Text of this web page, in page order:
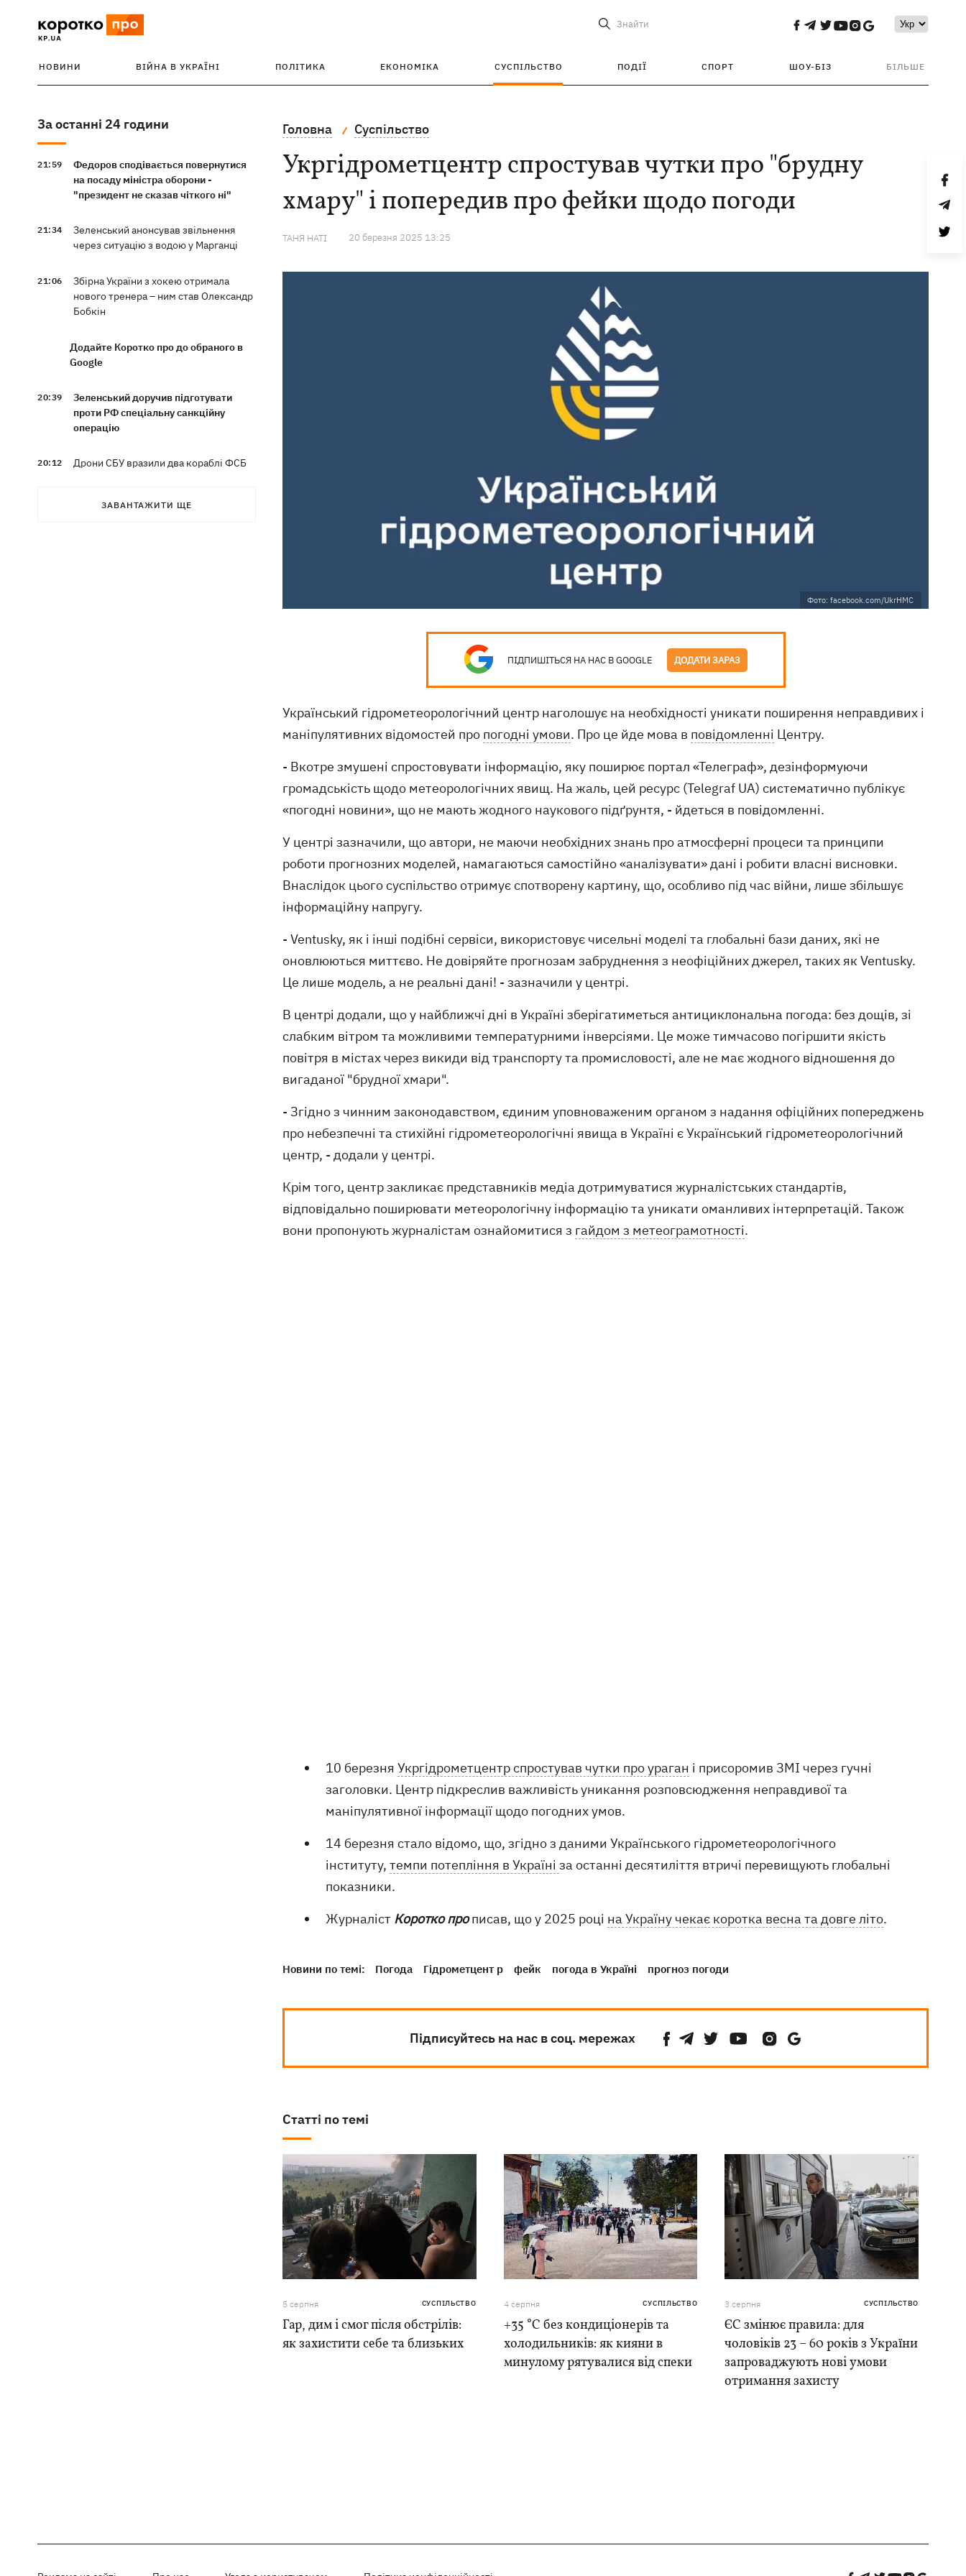
Знайти
НОВИНИ ВІЙНА В УКРАЇНІ ПОЛІТИКА ЕКОНОМІКА СУСПІЛЬСТВО ПОДІЇ СПОРТ ШОУ-БІЗ БІЛЬШЕ
За останні 24 години
21:59
Федоров сподівається повернутися
на посаду міністра оборони -
"президент не сказав чіткого ні"
21:34
Зеленський анонсував звільнення
через ситуацію з водою у Марганці
21:06
Збірна України з хокею отримала
нового тренера – ним став Олександр
Бобкін
Додайте Коротко про до обраного в
Google
20:39
Зеленський доручив підготувати
проти РФ спеціальну санкційну
операцію
20:12
Дрони СБУ вразили два кораблі ФСБ
Зеленський підписав укази про
ЗАВАНТАЖИТИ ЩЕ
Головна Суспільство
Укргідрометцентр спростував чутки про "брудну
хмару" і попередив про фейки щодо погоди
ТАНЯ НАТІ 20 березня 2025 13:25
Фото: facebook.com/UkrHMC
ПІДПИШІТЬСЯ НА НАС В GOOGLE ДОДАТИ ЗАРАЗ
Український гідрометеорологічний центр наголошує на необхідності уникати поширення неправдивих і
маніпулятивних відомостей про погодні умови. Про це йде мова в повідомленні Центру.
- Вкотре змушені спростовувати інформацію, яку поширює портал «Телеграф», дезінформуючи
громадськість щодо метеорологічних явищ. На жаль, цей ресурс (Telegraf UA) систематично публікує
«погодні новини», що не мають жодного наукового підґрунтя, - йдеться в повідомленні.
У центрі зазначили, що автори, не маючи необхідних знань про атмосферні процеси та принципи
роботи прогнозних моделей, намагаються самостійно «аналізувати» дані і робити власні висновки.
Внаслідок цього суспільство отримує спотворену картину, що, особливо під час війни, лише збільшує
інформаційну напругу.
- Ventusky, як і інші подібні сервіси, використовує чисельні моделі та глобальні бази даних, які не
оновлюються миттєво. Не довіряйте прогнозам забруднення з неофіційних джерел, таких як Ventusky.
Це лише модель, а не реальні дані! - зазначили у центрі.
В центрі додали, що у найближчі дні в Україні зберігатиметься антициклональна погода: без дощів, зі
слабким вітром та можливими температурними інверсіями. Це може тимчасово погіршити якість
повітря в містах через викиди від транспорту та промисловості, але не має жодного відношення до
вигаданої "брудної хмари".
- Згідно з чинним законодавством, єдиним уповноваженим органом з надання офіційних попереджень
про небезпечні та стихійні гідрометеорологічні явища в Україні є Український гідрометеорологічний
центр, - додали у центрі.
Крім того, центр закликає представників медіа дотримуватися журналістських стандартів,
відповідально поширювати метеорологічну інформацію та уникати оманливих інтерпретацій. Також
вони пропонують журналістам ознайомитися з гайдом з метеограмотності.
10 березня Укргідрометцентр спростував чутки про ураган і присоромив ЗМІ через гучні
заголовки. Центр підкреслив важливість уникання розповсюдження неправдивої та
маніпулятивної інформації щодо погодних умов.
14 березня стало відомо, що, згідно з даними Українського гідрометеорологічного
інституту, темпи потепління в Україні за останні десятиліття втричі перевищують глобальні
показники.
Журналіст Коротко прописав, що у 2025 році на Україну чекає коротка весна та довге літо.
Новини по темі: Погода Гідрометцент р фейк погода в Україні прогноз погоди
Підписуйтесь на нас в соц. мережах
Статті по темі
5 серпня СУСПІЛЬСТВО
Гар, дим і смог після обстрілів:
як захистити себе та близьких
4 серпня СУСПІЛЬСТВО
+35 °C без кондиціонерів та
холодильників: як кияни в
минулому рятувалися від спеки
3 серпня СУСПІЛЬСТВО
ЄС змінює правила: для
чоловіків 23 – 60 років з України
запроваджують нові умови
отримання захисту